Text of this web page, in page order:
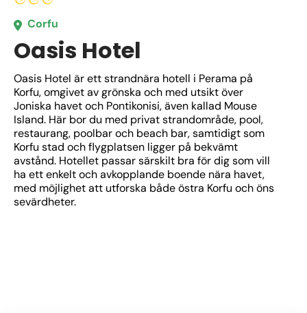
Corfu
Oasis Hotel
Oasis Hotel är ett strandnära hotell i Perama på
Korfu, omgivet av grönska och med utsikt över
Joniska havet och Pontikonisi, även kallad Mouse
Island. Här bor du med privat strandområde, pool,
restaurang, poolbar och beach bar, samtidigt som
Korfu stad och flygplatsen ligger på bekvämt
avstånd. Hotellet passar särskilt bra för dig som vill
ha ett enkelt och avkopplande boende nära havet,
med möjlighet att utforska både östra Korfu och öns
sevärdheter.